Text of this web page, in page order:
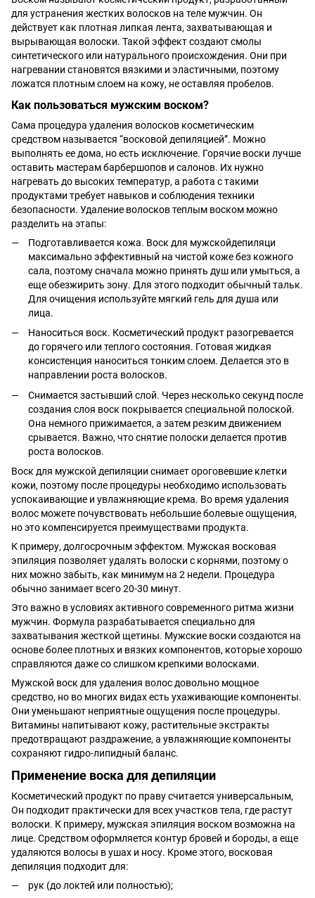
для устранения жестких волосков на теле мужчин. Он
действует как плотная липкая лента, захватывающая и
вырывающая волоски. Такой эффект создают смолы
синтетического или натурального происхождения. Они при
нагревании становятся вязкими и эластичными, поэтому
ложатся плотным слоем на кожу, не оставляя пробелов.
Как пользоваться мужским воском?
Сама процедура удаления волосков косметическим
средством называется “восковой депиляцией”. Можно
выполнять ее дома, но есть исключение. Горячие воски лучше
оставить мастерам барбершопов и салонов. Их нужно
нагревать до высоких температур, а работа с такими
продуктами требует навыков и соблюдения техники
безопасности. Удаление волосков теплым воском можно
разделить на этапы:
Подготавливается кожа. Воск для мужскойдепиляци
максимально эффективный на чистой коже без кожного
сала, поэтому сначала можно принять душ или умыться, а
еще обезжирить зону. Для этого подходит обычный тальк.
Для очищения используйте мягкий гель для душа или
лица.
Наноситься воск. Косметический продукт разогревается
до горячего или теплого состояния. Готовая жидкая
консистенция наноситься тонким слоем. Делается это в
направлении роста волосков.
Снимается застывший слой. Через несколько секунд после
создания слоя воск покрывается специальной полоской.
Она немного прижимается, а затем резким движением
срывается. Важно, что снятие полоски делается против
роста волосков.
Воск для мужской депиляции снимает ороговевшие клетки
кожи, поэтому после процедуры необходимо использовать
успокаивающие и увлажняющие крема. Во время удаления
волос можете почувствовать небольшие болевые ощущения,
но это компенсируется преимуществами продукта.
К примеру, долгосрочным эффектом. Мужская восковая
эпиляция позволяет удалять волоски с корнями, поэтому о
них можно забыть, как минимум на 2 недели. Процедура
обычно занимает всего 20-30 минут.
Это важно в условиях активного современного ритма жизни
мужчин. Формула разрабатывается специально для
захватывания жесткой щетины. Мужские воски создаются на
основе более плотных и вязких компонентов, которые хорошо
справляются даже со слишком крепкими волосками.
Мужской воск для удаления волос довольно мощное
средство, но во многих видах есть ухаживающие компоненты.
Они уменьшают неприятные ощущения после процедуры.
Витамины напитывают кожу, растительные экстракты
предотвращают раздражение, а увлажняющие компоненты
сохраняют гидро-липидный баланс.
Применение воска для депиляции
Косметический продукт по праву считается универсальным,
Он подходит практически для всех участков тела, где растут
волоски. К примеру, мужская эпиляция воском возможна на
лице. Средством оформляется контур бровей и бороды, а еще
удаляются волосы в ушах и носу. Кроме этого, восковая
депиляция подходит для:
рук (до локтей или полностью);